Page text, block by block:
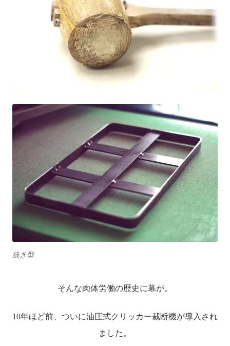
送料について
抜き型
そんな肉体労働の歴史に幕が。
10年ほど前、ついに油圧式クリッカー裁断機が導入され
ました。